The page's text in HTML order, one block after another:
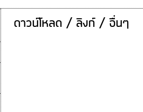
ดาวน์โหลด / ลิงก์ / อื่นๆ